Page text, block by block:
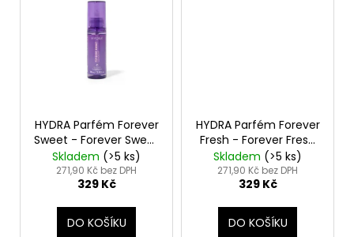
HYDRA Parfém Forever
Sweet - Forever Sweet
Cologne
Skladem (>5 ks)
271,90 Kč bez DPH
329 Kč
DO KOŠÍKU
HYDRA Parfém Forever
Fresh - Forever Fresh
Cologne
Skladem (>5 ks)
271,90 Kč bez DPH
329 Kč
DO KOŠÍKU